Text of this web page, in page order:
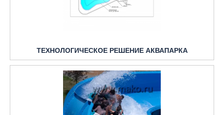
ТЕХНОЛОГИЧЕСКОЕ РЕШЕНИЕ АКВАПАРКА